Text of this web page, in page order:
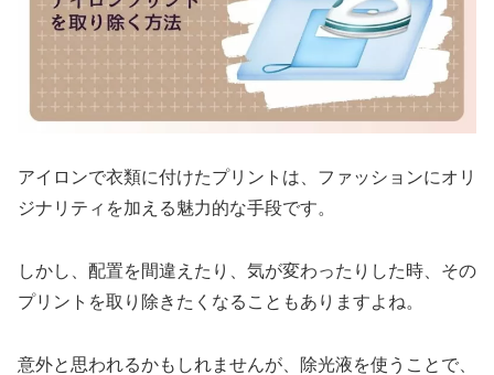
アイロンで衣類に付けたプリントは、ファッションにオリ
ジナリティを加える魅力的な手段です。
しかし、配置を間違えたり、気が変わったりした時、その
プリントを取り除きたくなることもありますよね。
意外と思われるかもしれませんが、除光液を使うことで、